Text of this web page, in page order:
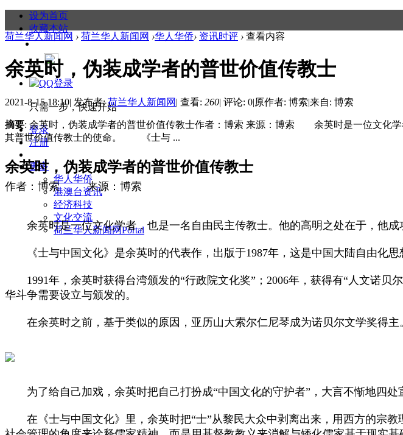
设为首页
收藏本站
只需一步，快速开始
登录
注册
更多
华人华侨
港澳台资讯
经济科技
文化交流
荷兰华人新闻网Portal
荷兰华人新闻网 › 荷兰华人新闻网 ›华人华侨› 资讯时评 › 查看内容
余英时，伪装成学者的普世价值传教士
2021-8-15 18:10| 发布者:荷兰华人新闻网 | 查看: 260| 评论: 0|原作者: 博索|来自: 博索
摘要: 余英时，伪装成学者的普世价值传教士作者：博索 来源：博索 余英时是一位文化
其普世价值传教士的使命。 《士与 ...
余英时，伪装成学者的普世价值传教士
作者： 博索 来源：博索
余英时是一位文化学者，也是一名自由民主传教士。他的高明之处在于，他成
《士与中国文化》是余英时的代表作，出版于1987年，这是中国大陆自由化思
1991年，余英时获得台湾颁发的“行政院文化奖”；2006年，获得有“人文诺贝
华斗争需要设立与颁发的。
在余英时之前，基于类似的原因，亚历山大索尔仁尼琴成为诺贝尔文学奖得主
为了给自己加戏，余英时把自己打扮成“中国文化的守护者”，大言不惭地四处
在《士与中国文化》里，余英时把“士”从黎民大众中剥离出来，用西方的宗教